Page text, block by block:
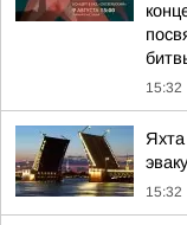
15:32
15:32